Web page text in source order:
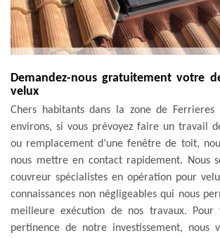
Demandez-nous gratuitement votre
velux
Chers habitants dans la zone de Ferrieres
environs, si vous prévoyez faire un travail
ou remplacement d’une fenêtre de toit,
nous mettre en contact rapidement. Nous
couvreur spécialistes en opération pour
connaissances non négligeables qui nous
meilleure exécution de nos travaux. Pour
pertinence de notre investissement, nous